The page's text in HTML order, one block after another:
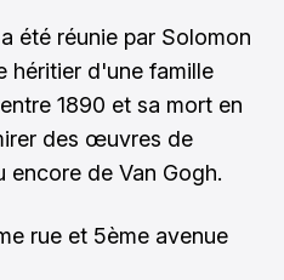
été réunie par Solomon
héritier d'une famille
1890 et sa mort en
des œuvres de
encore de Van Gogh.
rue et 5ème avenue